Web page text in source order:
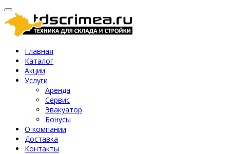
Главная
Каталог
Акции
Услуги
Аренда
Сервис
Эвакуатор
Бонусы
О компании
Доставка
Контакты